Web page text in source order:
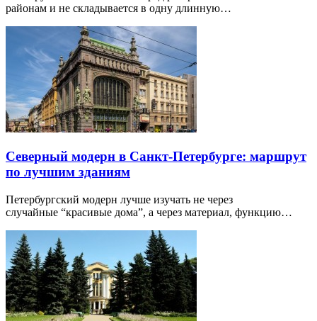
районам и не складывается в одну длинную…
Северный модерн в Санкт-Петербурге: маршрут
по лучшим зданиям
Петербургский модерн лучше изучать не через
случайные “красивые дома”, а через материал, функцию…